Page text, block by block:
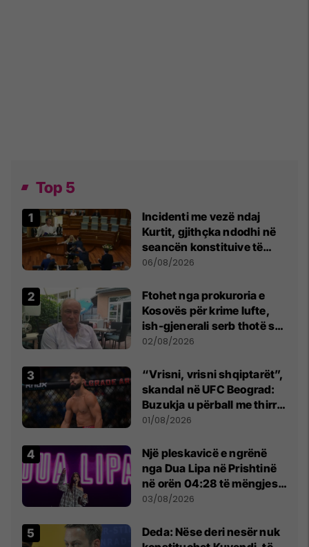
Top 5
Incidenti me vezë ndaj
Kurtit, gjithçka ndodhi në
seancën konstituive të
Kuvendit
06/08/2026
Ftohet nga prokuroria e
Kosovës për krime lufte,
ish-gjenerali serb thotë se
dikush e tradhtoi në
02/08/2026
“Vrisni, vrisni shqiptarët”,
skandal në UFC Beograd:
Buzukja u përball me thirrje
anti-shqiptare nga
01/08/2026
Një pleskavicë e ngrënë
nga Dua Lipa në Prishtinë
në orën 04:28 të mëngjesit
- dhe bota digjitale serbe
03/08/2026
Deda: Nëse deri nesër nuk